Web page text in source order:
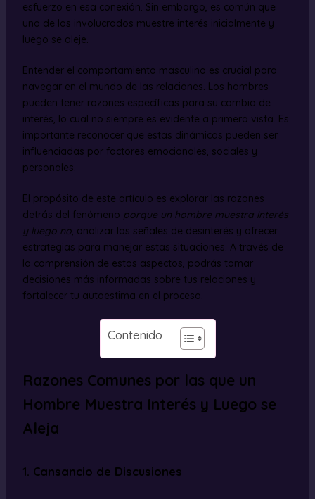
esfuerzo en esa conexión. Sin embargo, es común que
uno de los involucrados muestre interés inicialmente y
luego se aleje.
Entender el comportamiento masculino es crucial para
navegar en el mundo de las relaciones. Los hombres
pueden tener razones específicas para su cambio de
interés, lo cual no siempre es evidente a primera vista. Es
importante reconocer que estas dinámicas pueden ser
influenciadas por factores emocionales, sociales y
personales.
El propósito de este artículo es explorar las razones
detrás del fenómeno porque un hombre muestra interés
y luego no, analizar las señales de desinterés y ofrecer
estrategias para manejar estas situaciones. A través de
la comprensión de estos aspectos, podrás tomar
decisiones más informadas sobre tus relaciones y
fortalecer tu autoestima en el proceso.
Contenido
Razones Comunes por las que un
Hombre Muestra Interés y Luego se
Aleja
1. Cansancio de Discusiones